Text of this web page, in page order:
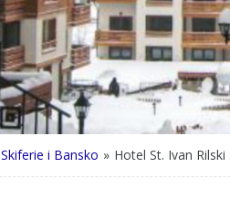
Skiferie i Bansko » Hotel St. Ivan Rilski